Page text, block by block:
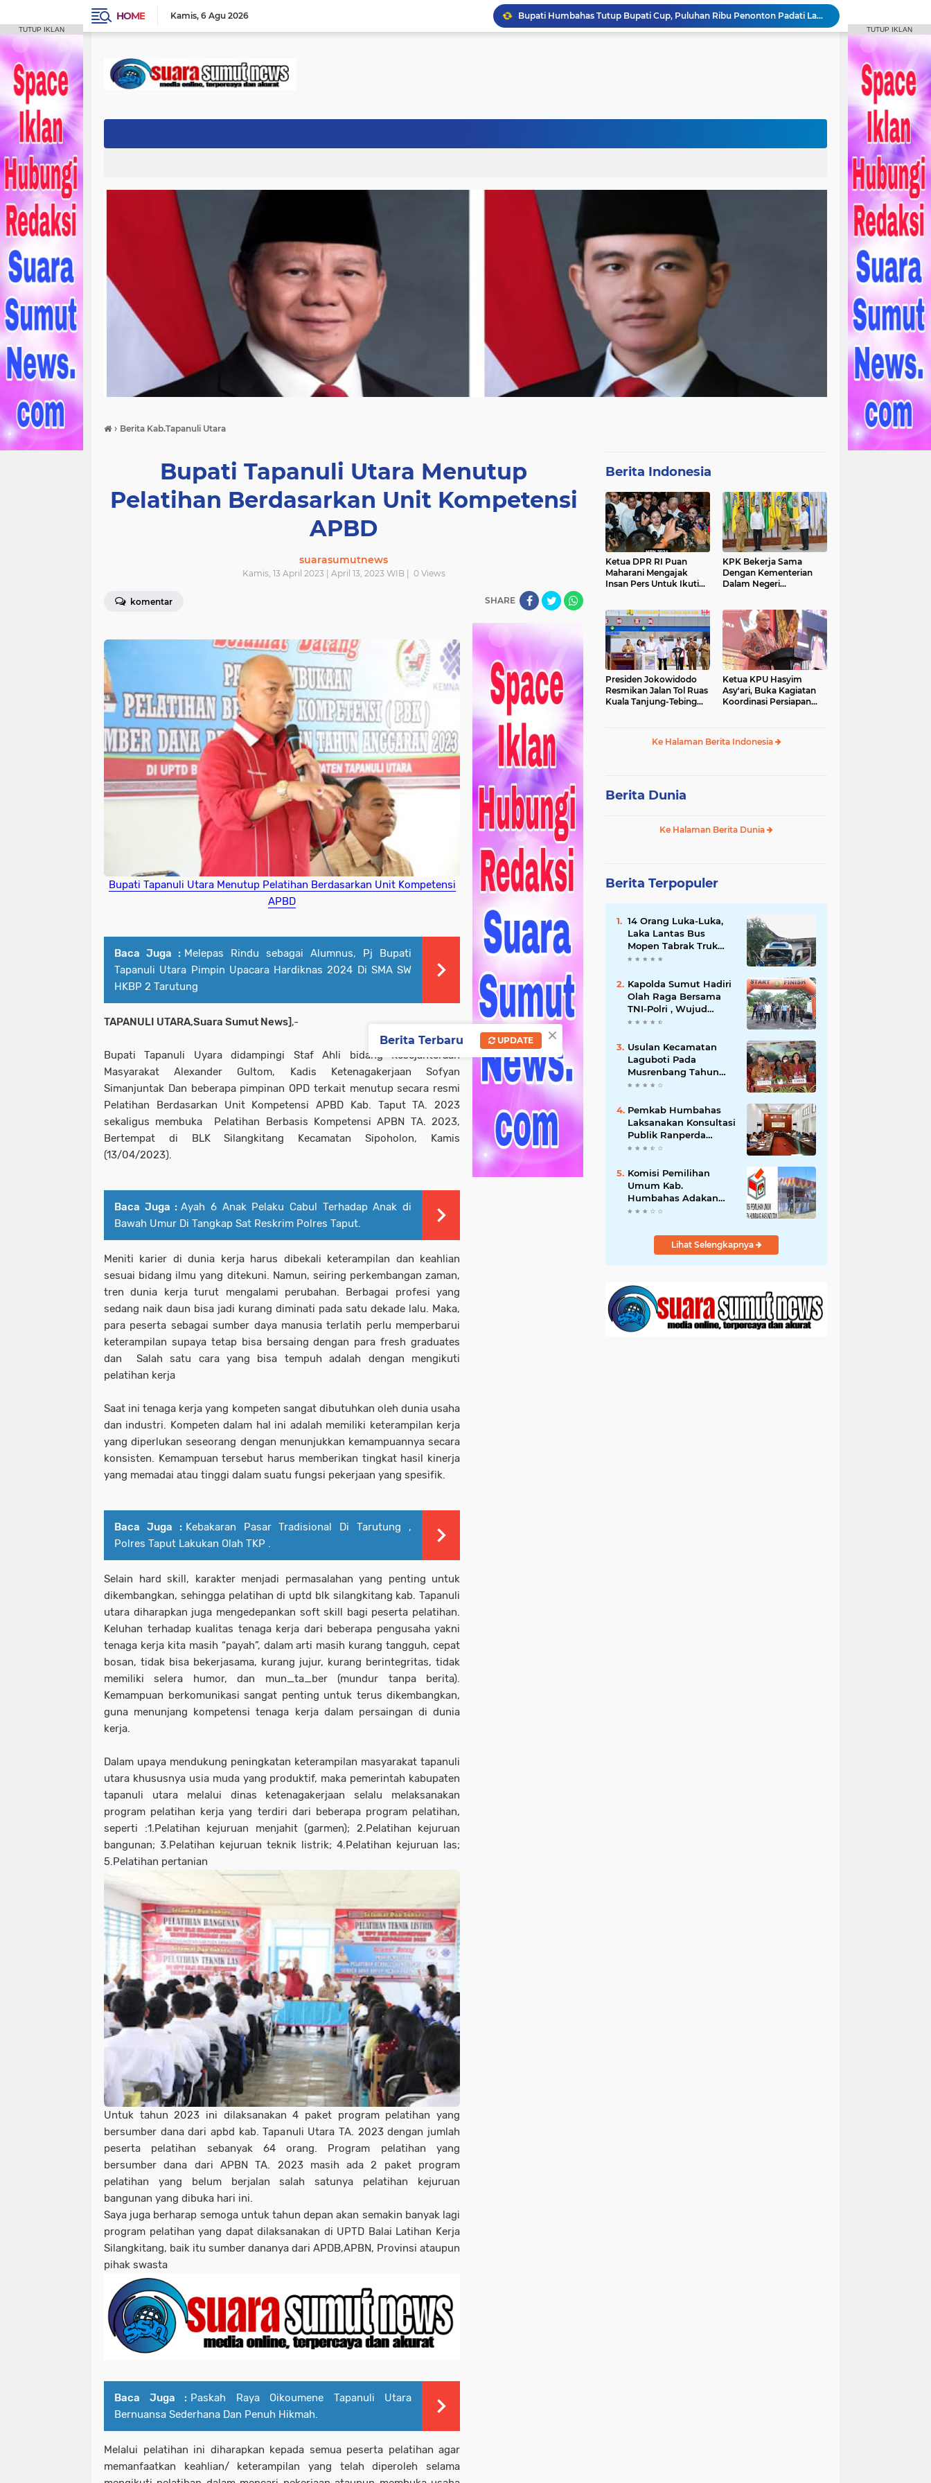
HOME Kamis 6 Agu 2026
Bupati Humbahas Tutup Bupati Cup, Puluhan Ribu Penonton Padati Lapangan Merdeka Saksikan Final.
Bupati Humbahas Berikan Apresiasi kepada ‘Pahlawan Orange’ Ditengah Rangkaian Kegiatan HUT ke-23 Kab. Humbahas
Rangkaian HUT Ke-23 Humbahas KEREN, Artis “Halak Hita” Semarakkan Suasana di Bukit Inspirasi
› Berita Kab.Tapanuli Utara
Bupati Tapanuli Utara Menutup
Pelatihan Berdasarkan Unit Kompetensi
APBD
suarasumutnews
Kamis, 13 April 2023 | April 13, 2023 WIB | 0Views
komentar SHARE
Bupati Tapanuli Utara Menutup Pelatihan Berdasarkan Unit Kompetensi
APBD
Baca Juga : Melepas Rindu sebagai Alumnus, Pj Bupati
Tapanuli Utara Pimpin Upacara Hardiknas 2024 Di SMA SW
HKBP 2 Tarutung
TAPANULI UTARA,Suara Sumut News],-
Bupati Tapanuli Uyara didampingi Staf Ahli bidang Kesejahteraan
Masyarakat Alexander Gultom, Kadis Ketenagakerjaan Sofyan
Simanjuntak Dan beberapa pimpinan OPD terkait menutup secara resmi
Pelatihan Berdasarkan Unit Kompetensi APBD Kab. Taput TA. 2023
sekaligus membuka Pelatihan Berbasis Kompetensi APBN TA. 2023,
Bertempat di BLK Silangkitang Kecamatan Sipoholon, Kamis
(13/04/2023).
Baca Juga : Ayah 6 Anak Pelaku Cabul Terhadap Anak di
Bawah Umur Di Tangkap Sat Reskrim Polres Taput.
Meniti karier di dunia kerja harus dibekali keterampilan dan keahlian
sesuai bidang ilmu yang ditekuni. Namun, seiring perkembangan zaman,
tren dunia kerja turut mengalami perubahan. Berbagai profesi yang
sedang naik daun bisa jadi kurang diminati pada satu dekade lalu. Maka,
para peserta sebagai sumber daya manusia terlatih perlu memperbarui
keterampilan supaya tetap bisa bersaing dengan para fresh graduates
dan Salah satu cara yang bisa tempuh adalah dengan mengikuti
pelatihan kerja
Saat ini tenaga kerja yang kompeten sangat dibutuhkan oleh dunia usaha
dan industri. Kompeten dalam hal ini adalah memiliki keterampilan kerja
yang diperlukan seseorang dengan menunjukkan kemampuannya secara
konsisten. Kemampuan tersebut harus memberikan tingkat hasil kinerja
yang memadai atau tinggi dalam suatu fungsi pekerjaan yang spesifik.
Baca Juga : Kebakaran Pasar Tradisional Di Tarutung ,
Polres Taput Lakukan Olah TKP .
Selain hard skill, karakter menjadi permasalahan yang penting untuk
dikembangkan, sehingga pelatihan di uptd blk silangkitang kab. Tapanuli
utara diharapkan juga mengedepankan soft skill bagi peserta pelatihan.
Keluhan terhadap kualitas tenaga kerja dari beberapa pengusaha yakni
tenaga kerja kita masih “payah”, dalam arti masih kurang tangguh, cepat
bosan, tidak bisa bekerjasama, kurang jujur, kurang berintegritas, tidak
memiliki selera humor, dan mun_ta_ber (mundur tanpa berita).
Kemampuan berkomunikasi sangat penting untuk terus dikembangkan,
guna menunjang kompetensi tenaga kerja dalam persaingan di dunia
kerja.
Dalam upaya mendukung peningkatan keterampilan masyarakat tapanuli
utara khususnya usia muda yang produktif, maka pemerintah kabupaten
tapanuli utara melalui dinas ketenagakerjaan selalu melaksanakan
program pelatihan kerja yang terdiri dari beberapa program pelatihan,
seperti :1.Pelatihan kejuruan menjahit (garmen); 2.Pelatihan kejuruan
bangunan; 3.Pelatihan kejuruan teknik listrik; 4.Pelatihan kejuruan las;
5.Pelatihan pertanian
Untuk tahun 2023 ini dilaksanakan 4 paket program pelatihan yang
bersumber dana dari apbd kab. Tapanuli Utara TA. 2023 dengan jumlah
peserta pelatihan sebanyak 64 orang. Program pelatihan yang
bersumber dana dari APBN TA. 2023 masih ada 2 paket program
pelatihan yang belum berjalan salah satunya pelatihan kejuruan
bangunan yang dibuka hari ini.
Saya juga berharap semoga untuk tahun depan akan semakin banyak lagi
program pelatihan yang dapat dilaksanakan di UPTD Balai Latihan Kerja
Silangkitang, baik itu sumber dananya dari APDB,APBN, Provinsi ataupun
pihak swasta
Baca Juga : Paskah Raya Oikoumene Tapanuli Utara
Bernuansa Sederhana Dan Penuh Hikmah.
Melalui pelatihan ini diharapkan kepada semua peserta pelatihan agar
memanfaatkan keahlian/ keterampilan yang telah diperoleh selama
Berita Indonesia
Ketua DPR RI Puan
Maharani Mengajak
Insan Pers Untuk Ikuti
KPK Bekerja Sama
Dengan Kementerian
Dalam Negeri
Presiden Jokowidodo
Resmikan Jalan Tol Ruas
Kuala Tanjung-Tebing
Ketua KPU Hasyim
Asy'ari, Buka Kagiatan
Koordinasi Persiapan
Ke Halaman Berita Indonesia
Berita Dunia
Ke Halaman Berita Dunia
Berita Terpopuler
14 Orang Luka-Luka,
Laka Lantas Bus
Mopen Tabrak Truk
Sedang Parkir Di
Kapolda Sumut Hadiri
Olah Raga Bersama
TNI-Polri , Wujud
Kebersamaan Menjaga
Usulan Kecamatan
Laguboti Pada
Musrenbang Tahun
2025, Bupati Toba
Mendukung
Pertumbuhan
Pariwisata.
Pemkab Humbahas
Laksanakan Konsultasi
Publik Ranperda
Pemajuan
Komisi Pemilihan
Umum Kab.
Humbahas Adakan
Sosialisasi & Simulasi,
Rekapitulasi Suara.
Lihat Selengkapnya
TUTUP IKLAN TUTUP IKLAN
×
Berita Terbaru UPDATE